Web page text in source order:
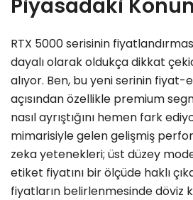
Piyasadaki
RTX 5000 serisinin
dayalı olarak oldukça dikkat
alıyor. Ben, bu yeni serinin fiyat-
açısından özellikle premium
nasıl ayrıştığını hemen fark
mimarisiyle gelen gelişmiş
zeka yetenekleri; üst düzey
etiket fiyatını bir ölçüde haklı
fiyatların belirlenmesinde döviz